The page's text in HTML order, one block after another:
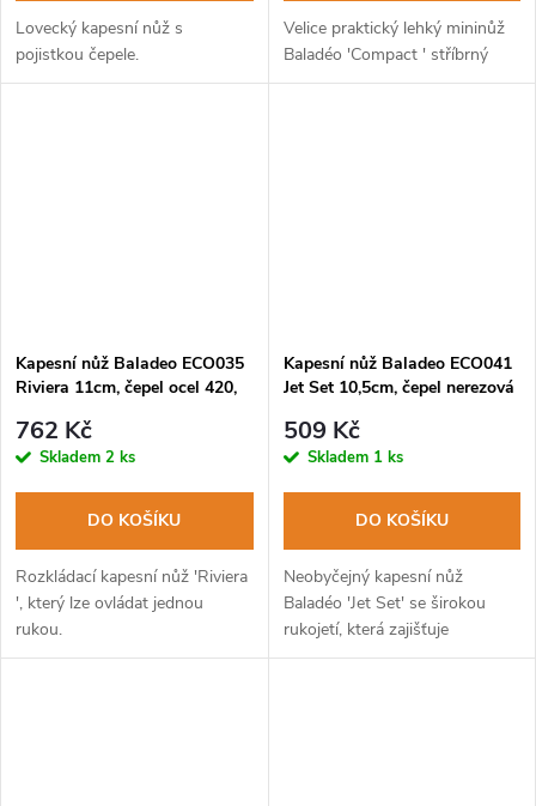
Lovecký kapesní nůž s
pojistkou čepele.
Velice praktický lehký mininůž
Baladéo 'Compact ' stříbrný
Kapesní nůž Baladeo ECO035
Riviera 11cm, čepel ocel 420,
762 Kč
Skladem 2 ks
DO KOŠÍKU
Rozkládací kapesní nůž 'Riviera
', který lze ovládat jednou
rukou.
Kapesní nůž Baladeo ECO041
Jet Set 10,5cm, čepel nerezová
ocel+dřevo
509 Kč
Skladem 1 ks
DO KOŠÍKU
Neobyčejný kapesní nůž
Baladéo 'Jet Set' se širokou
rukojetí, která zajišťuje
pohodlné držení.